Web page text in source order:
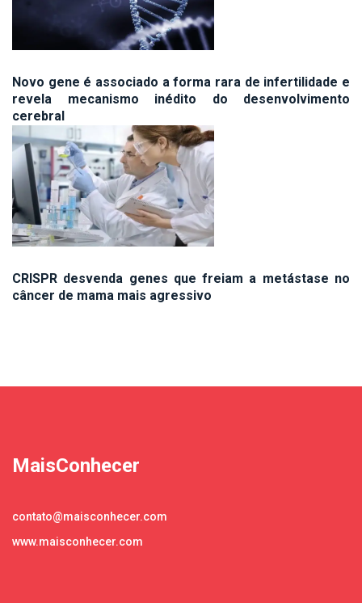
Novo gene é associado a forma rara de infertilidade e
revela mecanismo inédito do desenvolvimento
cerebral
CRISPR desvenda genes que freiam a metástase no
câncer de mama mais agressivo
MaisConhecer
contato@maisconhecer.com
www.maisconhecer.com